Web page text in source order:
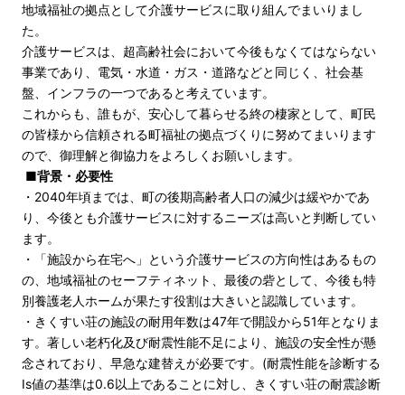
地域福祉の拠点として介護サービスに取り組んでまいりまし
た。
介護サービスは、超高齢社会において今後もなくてはならない
事業であり、電気・水道・ガス・道路などと同じく、社会基
盤、インフラの一つであると考えています。
これからも、誰もが、安心して暮らせる終の棲家として、町民
の皆様から信頼される町福祉の拠点づくりに努めてまいります
ので、御理解と御協力をよろしくお願いします。
■背景・必要性
・2040年頃までは、町の後期高齢者人口の減少は緩やかであ
り、今後とも介護サービスに対するニーズは高いと判断してい
ます。
・「施設から在宅へ」という介護サービスの方向性はあるもの
の、地域福祉のセーフティネット、最後の砦として、今後も特
別養護老人ホームが果たす役割は大きいと認識しています。
・きくすい荘の施設の耐用年数は47年で開設から51年となりま
す。著しい老朽化及び耐震性能不足により、施設の安全性が懸
念されており、早急な建替えが必要です。(耐震性能を診断する
Is値の基準は0.6以上であることに対し、きくすい荘の耐震診断